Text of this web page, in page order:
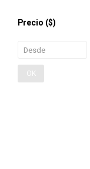
Precio ($)
OK